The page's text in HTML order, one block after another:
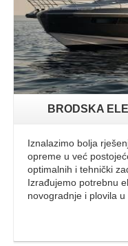
BRODSKA
Iznalazimo bolja
opreme u već
optimalnih i tehnički
Izrađujemo potrebnu
novogradnje i plovila